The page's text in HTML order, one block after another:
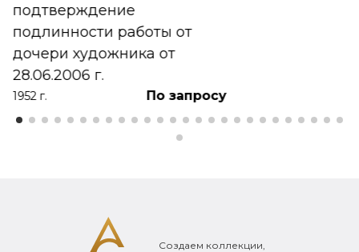
подтверждение
подлинности работы от
дочери художника от
28.06.2006 г.
1952 г. По запросу
Создаем коллекции,